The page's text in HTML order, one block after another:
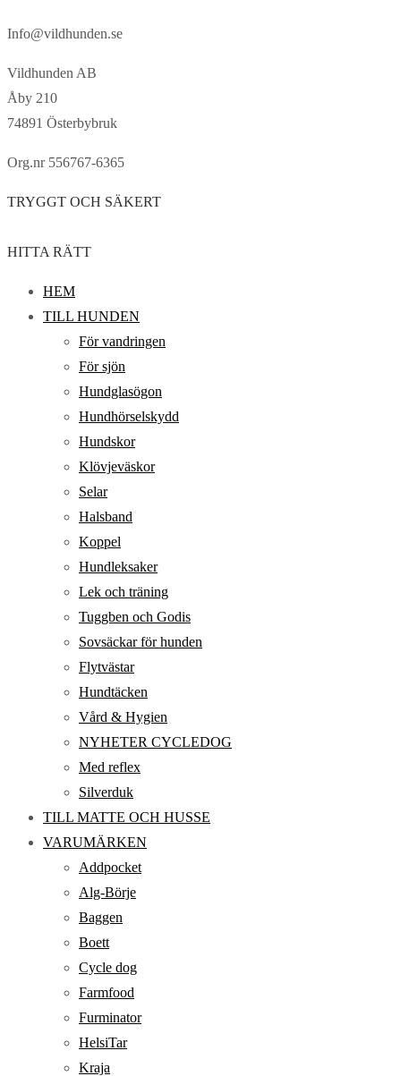
Info@vildhunden.se
Vildhunden AB
Åby 210
74891 Österbybruk
Org.nr 556767-6365
TRYGGT OCH SÄKERT
HITTA RÄTT
HEM
TILL HUNDEN
För vandringen
För sjön
Hundglasögon
Hundhörselskydd
Hundskor
Klövjeväskor
Selar
Halsband
Koppel
Hundleksaker
Lek och träning
Tuggben och Godis
Sovsäckar för hunden
Flytvästar
Hundtäcken
Vård & Hygien
NYHETER CYCLEDOG
Med reflex
Silverduk
TILL MATTE OCH HUSSE
VARUMÄRKEN
Addpocket
Alg-Börje
Baggen
Boett
Cycle dog
Farmfood
Furminator
HelsiTar
Kraja